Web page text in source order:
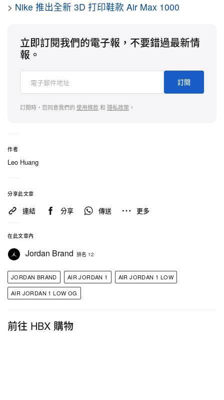
> Nike 推出全新 3D 打印鞋款 Air Max 1000
立即訂閱我們的電子報，不要錯過最新情
報。
訂閱
訂閱時，您同意我們的 使用條款和 隱私政策 。
作者
Leo Huang
分享此文章
連結 分享 傳送 更多
在此文章內
Jordan Brand 排名 12
JORDAN BRAND AIR JORDAN 1
AIR JORDAN 1 LOW
AIR JORDAN 1 LOW OG
前往 HBX 購物